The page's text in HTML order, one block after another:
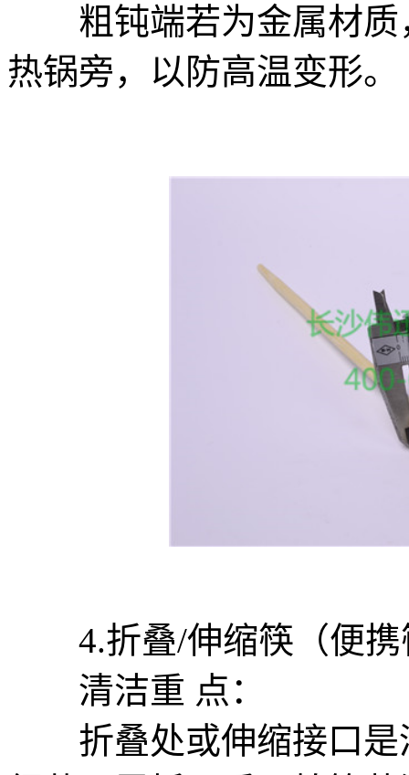
粗钝端若为金属材质
热锅旁，以防高温变形。
4.折叠/伸缩筷（便携
清洁重 点：
折叠处或伸缩接口是